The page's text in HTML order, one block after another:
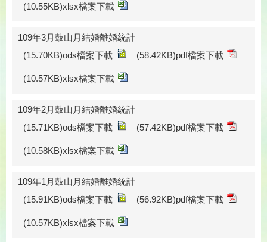
(10.55KB)xlsx檔案下載
109年3月鼓山月結婚離婚統計
(15.70KB)ods檔案下載
(58.42KB)pdf檔案下載
(10.57KB)xlsx檔案下載
109年2月鼓山月結婚離婚統計
(15.71KB)ods檔案下載
(57.42KB)pdf檔案下載
(10.58KB)xlsx檔案下載
109年1月鼓山月結婚離婚統計
(15.91KB)ods檔案下載
(56.92KB)pdf檔案下載
(10.57KB)xlsx檔案下載